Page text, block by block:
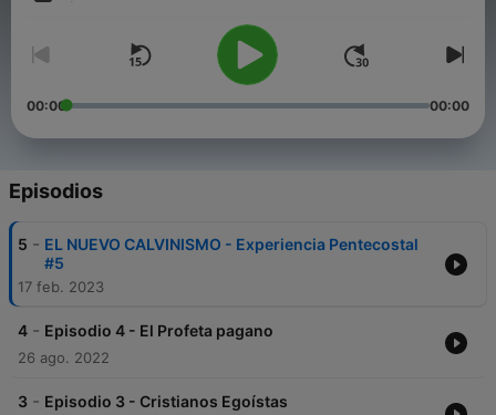
00:00 00:00
Episodios
5 - EL NUEVO CALVINISMO - Experiencia Pentecostal
#5
17 feb. 2023
4 - Episodio 4 - El Profeta pagano
26 ago. 2022
3 - Episodio 3 - Cristianos Egoístas